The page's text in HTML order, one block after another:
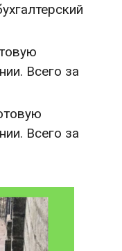
Всего за
Всего за